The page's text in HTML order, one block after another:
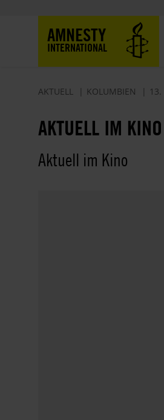
AMNESTY
INTERNATIONAL
AKTUELL KOLUMBIEN
AKTUELL IM KINO
Aktuell im Kino